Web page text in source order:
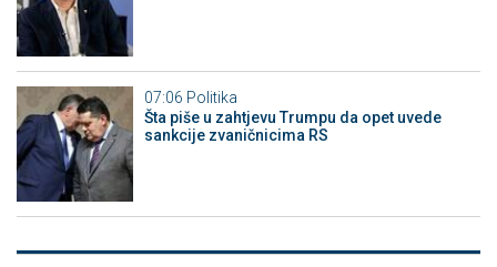
07:06 Politika
Šta piše u zahtjevu Trumpu da opet uvede
sankcije zvaničnicima RS